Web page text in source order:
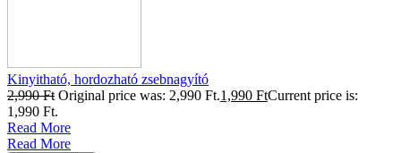
Kinyitható, hordozható zsebnagyító
2,990Ft Original price was: 2,990 Ft.1,990 FtCurrent price is:
1,990 Ft.
Read More
Read More